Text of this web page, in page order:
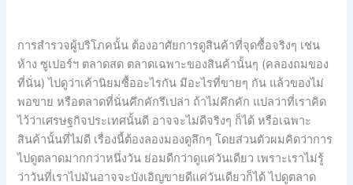
การสำรวจผู้บริโภคนั้น ต้องอาศัยการดูสินค้าที่จุดซื้อจริงๆ เช่น
ห้าง ซูเปอร์ฯ ตลาดสด ตลาดเฉพาะของสินค้านั้นๆ (คลองถมของ
ที่นั่น) ไปดูว่าเค้านิยมซื้ออะไรกัน มีอะไรที่ขายๆ กัน แล้วของไม่
พอขาย หรือตลาดที่นั่นคึกคักรึเปล่า ถ้าไม่คึกคัก แปลว่าที่เราคิด
ไว้ว่าเศรษฐกิจประเทศนั้นดี อาจจะไม่ดีจริงๆ ก็ได้ หรือเฉพาะ
สินค้านั้นที่ไม่ดี เรื่องนี้ต้องลองมองดูลึกๆ โดยส่วนตัวผมคิดว่าการ
ไปดูตลาดมากกว่าหนึ่งวัน ย่อมดีกว่าดูแค่วันเดียว เพราะเราไม่รู้
ว่าวันที่เราไปมันอาจจะบังเอิญขายดีแค่วันเดียวก็ได้ ไปดูตลาด